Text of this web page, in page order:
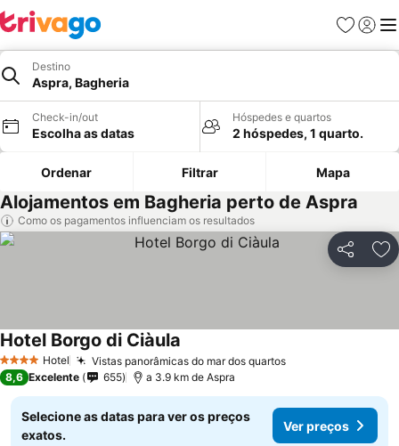
Favoritos
Iniciar
Destino
Aspra, Bagheria
Check-in/out
Escolha as datas
Hóspedes e quartos
2 hóspedes, 1 quarto.
Ordenar Filtrar Mapa
Alojamentos em Bagheria perto de Aspra
Como os pagamentos influenciam os resultados
Partilhar
4 EstrelasHotel Vistas panorâmicas do mar dos quartos
Hotel Borgo di Ciàula
8,6 Excelente 655 a 3.9 km de Aspra
Selecione as datas para ver os preços
exatos.
Ver preços